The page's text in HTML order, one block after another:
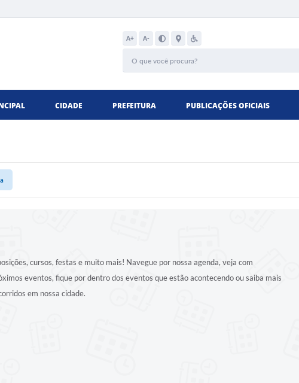
A+ A-
CIDADE PREFEITURA PUBLICAÇÕES OFICIAIS
cursos, festas e muito mais! Navegue por nossa agenda, veja com
eventos, fique por dentro dos eventos que estão acontecendo ou saiba mais
em nossa cidade.